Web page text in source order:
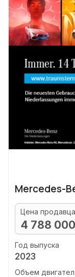
Mercedes-
Цена продавца
4 788
Год выпуска
2023
Объем